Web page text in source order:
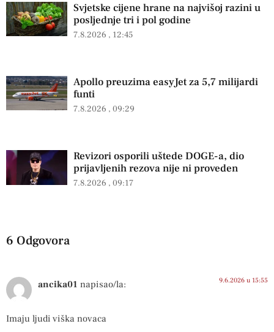
Svjetske cijene hrane na najvišoj razini u
posljednje tri i pol godine
7.8.2026 12:45
Apollo preuzima easyJet za 5,7 milijardi
funti
7.8.2026 09:29
Revizori osporili uštede DOGE-a, dio
prijavljenih rezova nije ni proveden
7.8.2026 09:17
6 Odgovora
ancika01 napisao/la: 9.6.2026 u 15:55
Imaju ljudi viška novaca